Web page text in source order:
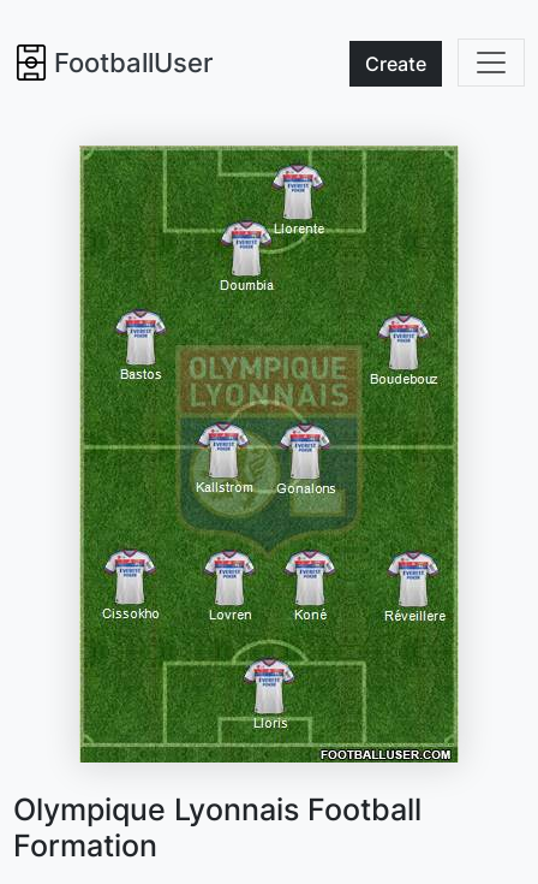
FootballUser Create
Olympique Lyonnais Football
Formation